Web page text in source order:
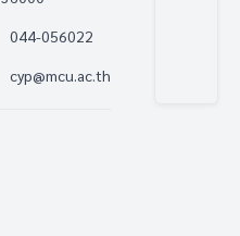
044-056022
cyp@mcu.ac.th